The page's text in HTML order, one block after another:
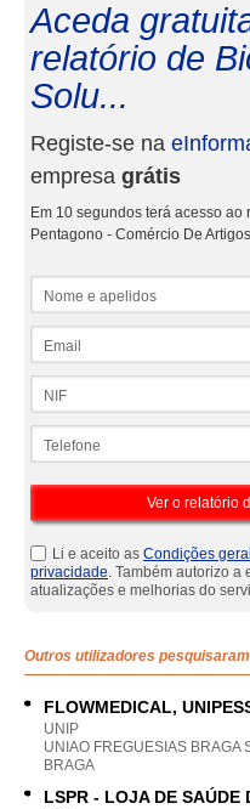
Aceda
relatório de
Solu...
Registe-se na
empresa grátis
Em 10 segundos terá acesso
Pentagono - Comércio De
Li e aceito as Condições
privacidade. Também autorizo a
atualizações e melhorias do
Outros utilizadores pesquisaram
FLOWMEDICAL,
UNIP
UNIAO FREGUESIAS BRAGA
BRAGA
LSPR - LOJA DE SAÚDE